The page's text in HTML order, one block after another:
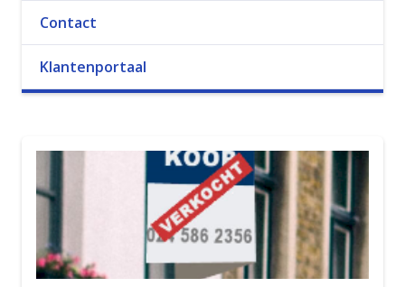
Contact
Klantenportaal